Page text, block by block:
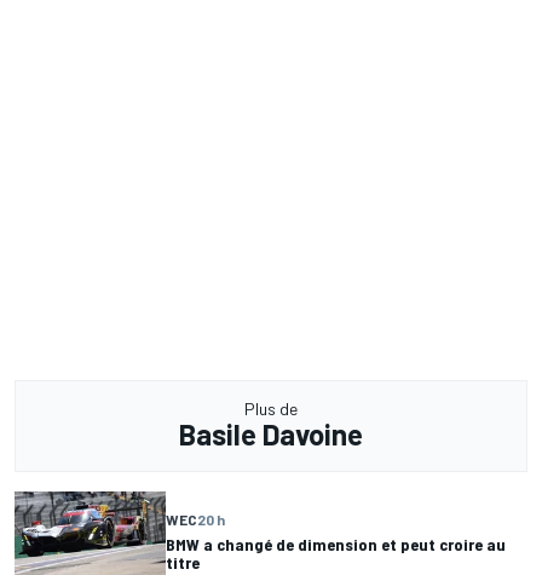
Plus de
Basile Davoine
WEC20 h
BMW a changé de dimension et peut croire au
titre